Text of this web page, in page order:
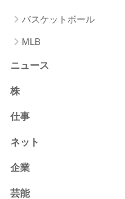
バスケットボール
MLB
ニュース
株
仕事
ネット
企業
芸能